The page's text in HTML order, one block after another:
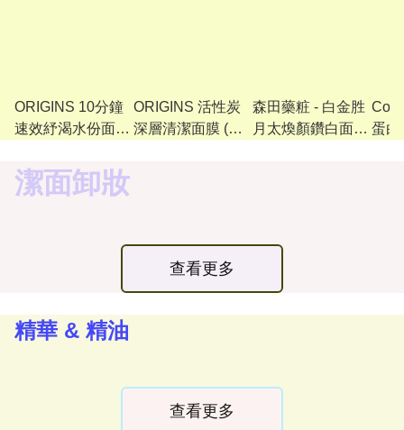
ORIGINS 10分鐘
速效紓渴水份面膜
01/2027
ORIGINS 活性炭
深層清潔面膜 (黑
森田藥粧 - 白金胜
月太煥顏鑽白面膜 蛋白
潔面卸妝
查看更多
精華 & 精油
查看更多